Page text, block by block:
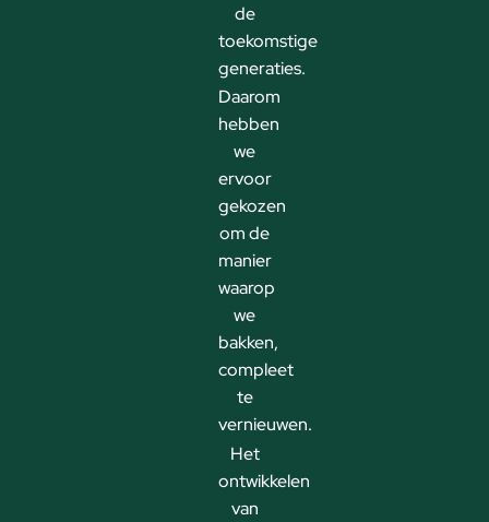
de
toekomstige
generaties.
Daarom
hebben
we
ervoor
gekozen
om de
manier
waarop
we
bakken,
compleet
te
vernieuwen.
Het
ontwikkelen
van